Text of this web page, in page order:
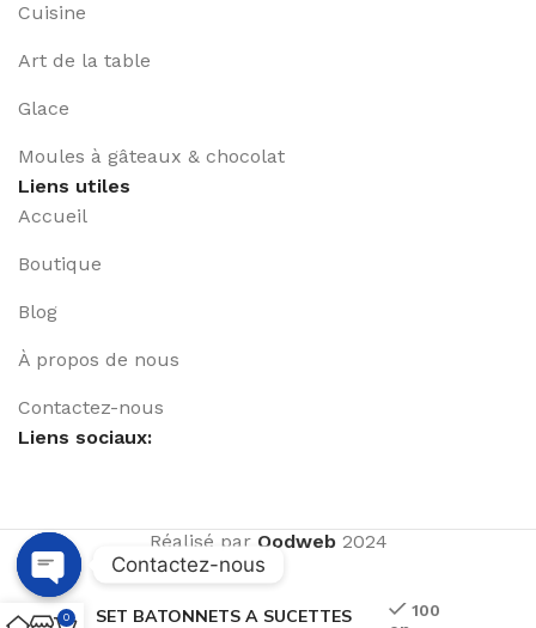
Cuisine
Art de la table
Glace
Moules à gâteaux & chocolat
Liens utiles
Accueil
Boutique
Blog
À propos de nous
Contactez-nous
Liens sociaux:
Réalisé par Qodweb2024
SET BATONNETS A SUCETTES
100
0
Contactez-nous
Open